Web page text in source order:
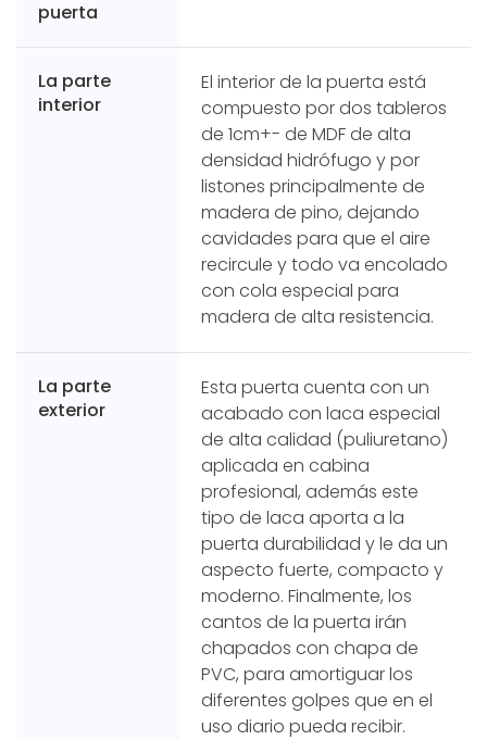
puerta
La parte
interior
El interior de la puerta está
compuesto por dos tableros
de 1cm+- de MDF de alta
densidad hidrófugo y por
listones principalmente de
madera de pino, dejando
cavidades para que el aire
recircule y todo va encolado
con cola especial para
madera de alta resistencia.
La parte
exterior
Esta puerta cuenta con un
acabado con laca especial
de alta calidad (puliuretano)
aplicada en cabina
profesional, además este
tipo de laca aporta a la
puerta durabilidad y le da un
aspecto fuerte, compacto y
moderno. Finalmente, los
cantos de la puerta irán
chapados con chapa de
PVC, para amortiguar los
diferentes golpes que en el
uso diario pueda recibir.